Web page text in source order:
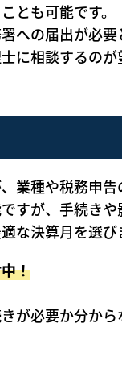
とも可能です。
への届出が必
に相談するのが
業種や税務申
すが、手続き
な決算月を選び
！
きが必要か分か